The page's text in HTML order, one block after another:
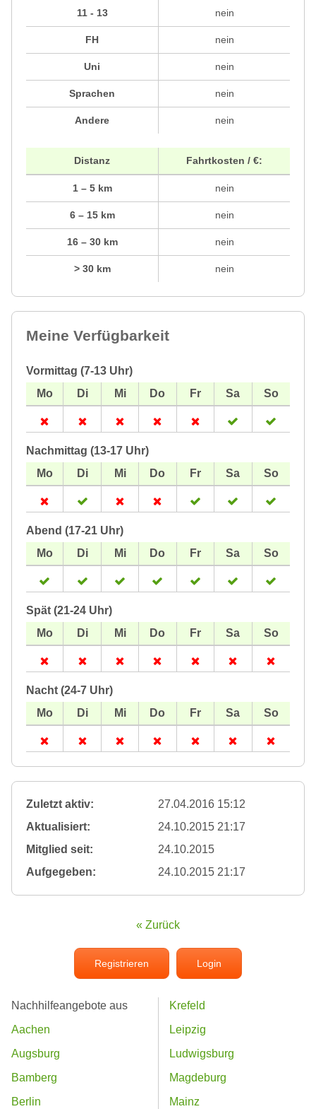
11 - 13
FH
Uni
Sprachen
Andere
nein
nein
nein
nein
nein
Distanz
1 – 5 km
6 – 15 km
16 – 30 km
> 30 km
Fahrtkosten / €:
nein
nein
nein
nein
Meine Verfügbarkeit
Vormittag (7-13 Uhr)
Nachmittag (13-17 Uhr)
Abend (17-21 Uhr)
Spät (21-24 Uhr)
Nacht (24-7 Uhr)
Zuletzt aktiv:
27.04.2016 15:12
Aktualisiert:
24.10.2015 21:17
Mitglied seit:
24.10.2015
Aufgegeben:
24.10.2015 21:17
« Zurück
Registrieren Login
Nachhilfeangebote aus
Aachen
Augsburg
Bamberg
Berlin
Krefeld
Leipzig
Ludwigsburg
Magdeburg
Mainz